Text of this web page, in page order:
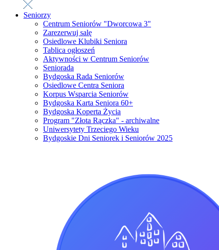
Seniorzy
Centrum Seniorów "Dworcowa 3"
Zarezerwuj salę
Osiedlowe Klubiki Seniora
Tablica ogłoszeń
Aktywności w Centrum Seniorów
Seniorada
Bydgoska Rada Seniorów
Osiedlowe Centra Seniora
Korpus Wsparcia Seniorów
Bydgoska Karta Seniora 60+
Bydgoska Koperta Życia
Program "Złota Rączka" - archiwalne
Uniwersytety Trzeciego Wieku
Bydgoskie Dni Seniorek i Seniorów 2025